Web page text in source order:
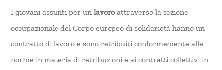
I giovani assunti per unlavoroattraverso la sezione
occupazionale del Corpo europeo di solidarietà hanno un
contratto di lavoro e sono retribuiti conformemente alle
norme in materia di retribuzioni e ai contratti collettivi in